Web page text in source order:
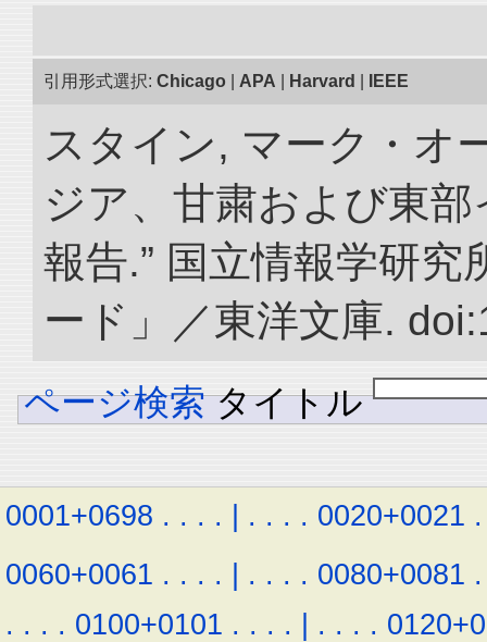
引用形式選択: Chicago APA Harvard IEEE
スタイン, マーク・オ
ジア、甘粛および東
報告.” 国立情報学研
ード」／東洋文庫.
ページ検索 タイトル
0001+0698 . . . . | . . . . 0020+0021 .
0060+0061 . . . . | . . . . 0080+0081 .
. . . . 0100+0101 . . . . | . . . .